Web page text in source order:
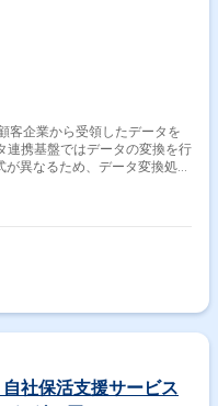
客企業から受領したデータを
連携基盤ではデータの変換を行
異なるため、データ変換処理
設計は、顧客企業から受領し
行っています。 顧客システム
社保活支援サービス